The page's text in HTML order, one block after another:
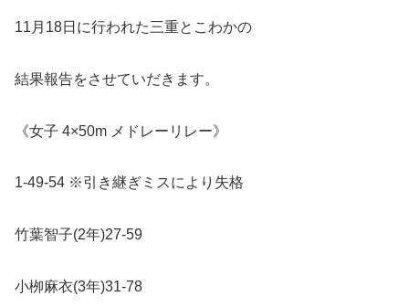
11月18日に行われた三重とこわかの
結果報告をさせていだきます。
《女子 4×50m メドレーリレー》
1-49-54 ※引き継ぎミスにより失格
竹葉智子(2年)27-59
小栁麻衣(3年)31-78